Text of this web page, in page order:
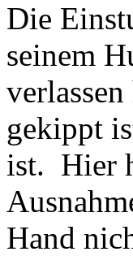
Die
seinem
gekippt
ist. Hier
Hand